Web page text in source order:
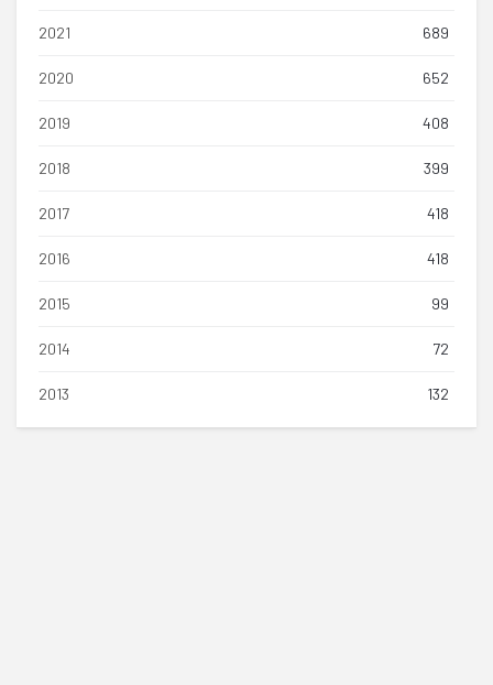
2021 689
2020 652
2019 408
2018 399
2017 418
2016 418
2015 99
2014 72
2013 132